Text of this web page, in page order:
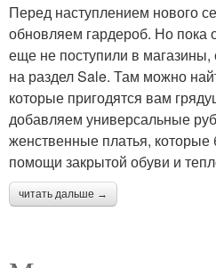
Перед наступлением нового
обновляем гардероб. Но пока
еще не поступили в магазины,
на раздел Sale. Там можно
которые пригодятся вам
добавляем универсальные
женственные платья, которые
помощи закрытой обуви и
читать дальше →